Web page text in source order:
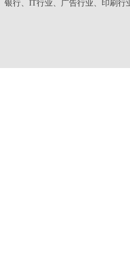
行、IT行业、广告行业、印刷行